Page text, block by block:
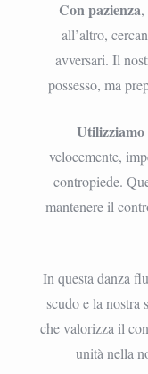
Con pazienza,
all’altro,
avversari. Il
possesso, ma
Utilizziamo
velocemente,
contropiede.
mantenere il
In questa danza
scudo e la nostra
che valorizza il
unità nella